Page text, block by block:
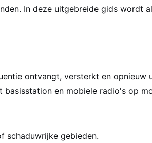
In deze uitgebreide gids wordt
ontvangt, versterkt en opnieuw
en mobiele radio's op
schaduwrijke gebieden.